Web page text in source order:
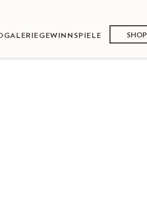
GEWINNSPIELE SHOP